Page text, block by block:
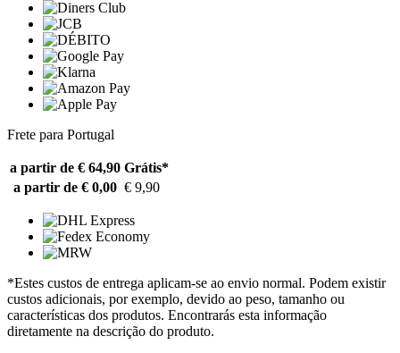
Frete para Portugal
a partir de € 64,90 Grátis*
a partir de € 0,00 € 9,90
*Estes custos de entrega aplicam-se ao envio normal. Podem existir
custos adicionais, por exemplo, devido ao peso, tamanho ou
características dos produtos. Encontrarás esta informação
diretamente na descrição do produto.